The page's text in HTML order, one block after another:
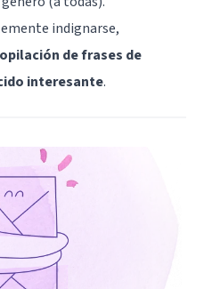
indignarse,
de frases de
interesante.